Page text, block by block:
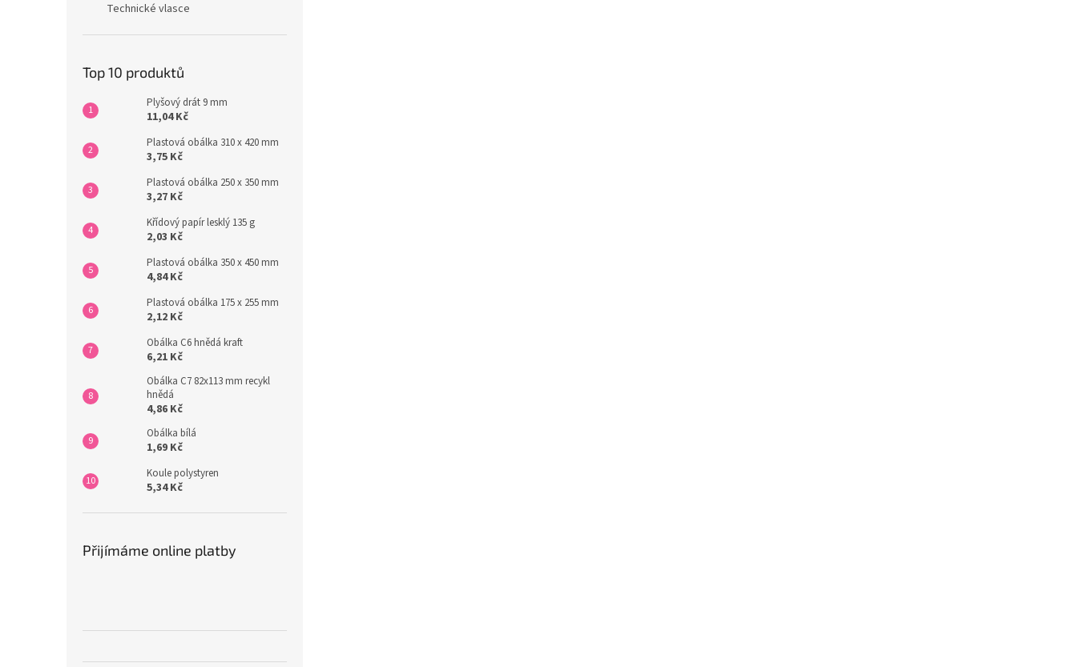
Technické vlasce
Top 10 produktů
Plyšový drát 9 mm
11,04 Kč
Plastová obálka 310 x 420 mm
3,75 Kč
Plastová obálka 250 x 350 mm
3,27 Kč
Křídový papír lesklý 135 g
2,03 Kč
Plastová obálka 350 x 450 mm
4,84 Kč
Plastová obálka 175 x 255 mm
2,12 Kč
Obálka C6 hnědá kraft
6,21 Kč
Obálka C7 82x113 mm recykl
hnědá
4,86 Kč
Obálka bílá
1,69 Kč
Koule polystyren
5,34 Kč
Přijímáme online platby